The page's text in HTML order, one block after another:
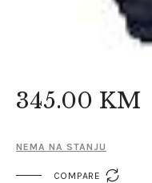
345.00 KM
NEMA NA STANJU
COMPARE 